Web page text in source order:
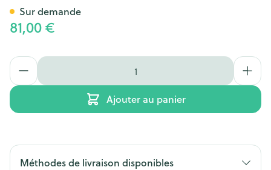
81,00 €
Quantité
Ajouter au panier
Sur demande
Méthodes de livraison disponibles